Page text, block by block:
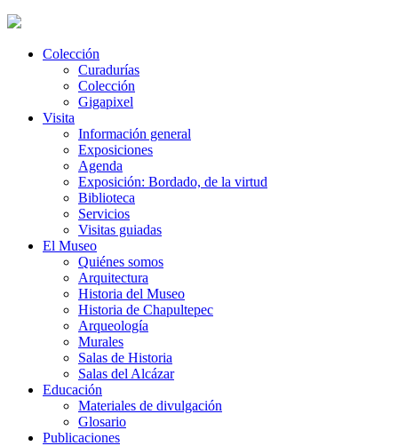
Colección
Curadurías
Colección
Gigapixel
Visita
Información general
Exposiciones
Agenda
Exposición: Bordado, de la virtud
Biblioteca
Servicios
Visitas guiadas
El Museo
Quiénes somos
Arquitectura
Historia del Museo
Historia de Chapultepec
Arqueología
Murales
Salas de Historia
Salas del Alcázar
Educación
Materiales de divulgación
Glosario
Publicaciones